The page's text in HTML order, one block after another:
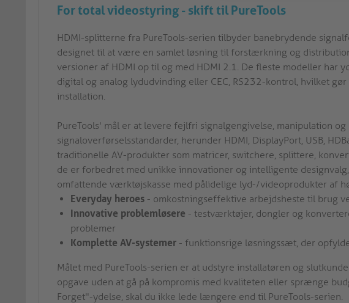
For total videostyring - skift til PureTools
HDMI-splitterne fra PureTools-serien tilbyder banebrydende
designet til at være en samlet løsning til forstærkning og
versioner af HDMI op til og med HDMI 2.1. De fleste modeller har
digital og analog lydudvinding eller CEC, RS232-kontrol, hvilket
installation.
PureTools' mål er at levere fejlfri signalgengivelse, manipulation
signaloverførselsstandarder, herunder HDMI, DisplayPort, USB,
traditionelle AV-produkter som matricer, switchere, splittere,
de er forbedret med unikke innovationer og intelligente
omfattende værktøjskasse med pålidelige lyd-/videoprodukter af
Everyday heroes - omkostningseffektive arbejdsheste til brug
Innovative problemløsere - testværktøjer, dongler og
problemer
Komplette AV-systemer - funktionsrige løsningssæt, der
Målet med PureTools-serien er at udstyre installatøren og
opgave uden at gå på kompromis med kvaliteten eller sprænge
Forget"-ydelse, skal du ikke lede længere end til PureTools-serien.